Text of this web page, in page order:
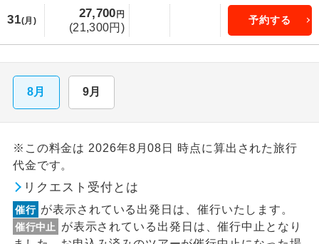
31(月)
27,700 円
(21,300円)
予約する
8月 9月
※この料金は 2026年8月08日 時点に算出された旅行
代金です。
リクエスト受付とは
催行 が表示されている出発日は、催行いたします。
催行中止
が表示されている出発日は、催行中止となり